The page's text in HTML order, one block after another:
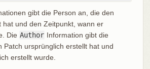
gibt die Person an, die den
hat und den Zeitpunkt, wann er
Die Author Information gibt die
Patch ursprünglich erstellt hat und
erstellt wurde.